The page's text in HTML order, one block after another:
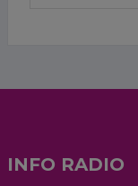
INFO RADIO